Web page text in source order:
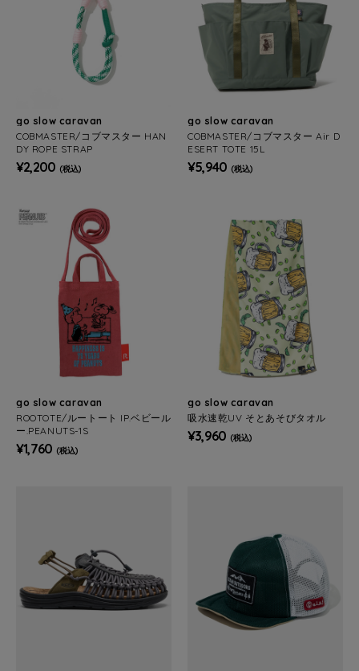
go slow caravan
COBMASTER/コブマスター HAN
DY ROPE STRAP
¥2,200 (税込)
go slow caravan
COBMASTER/コブマスター Air D
ESERT TOTE 15L
¥5,940 (税込)
go slow caravan
ROOTOTE/ルートート IP.ベビール
ー.PEANUTS-1S
¥1,760 (税込)
go slow caravan
吸水速乾UV そとあそびタオル
¥3,960 (税込)